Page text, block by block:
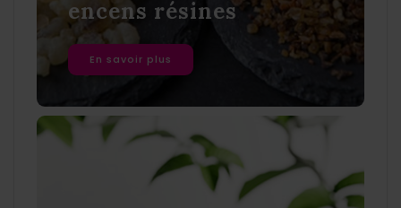
encens résines
En savoir plus